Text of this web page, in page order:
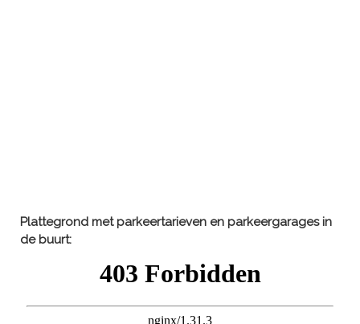
Plattegrond met parkeertarieven en parkeergarages in
de buurt: